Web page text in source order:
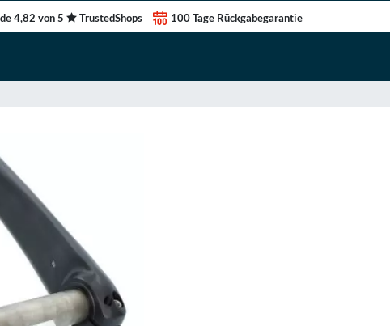
4,82 von 5 TrustedShops 100 Tage Rückgabegarantie